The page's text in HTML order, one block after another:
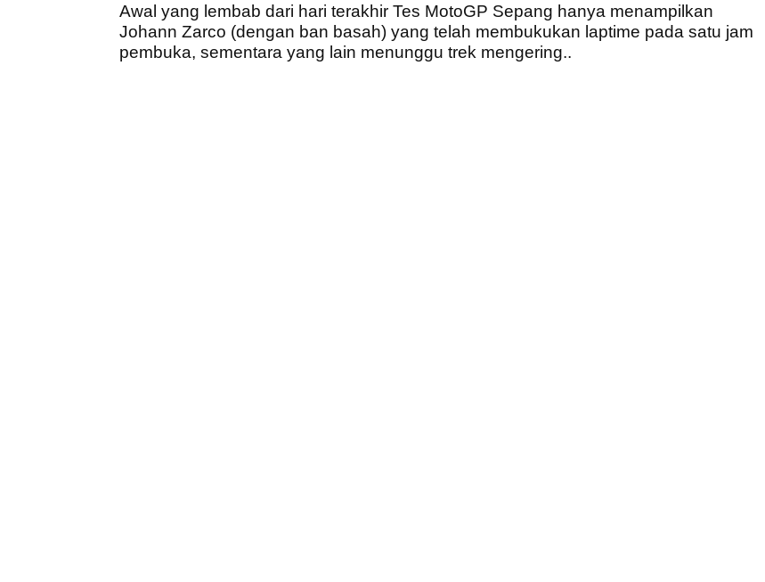
Awal yang lembab dari hari terakhir Tes MotoGP Sepang hanya menampilkan
Johann Zarco (dengan ban basah) yang telah membukukan laptime pada satu jam
pembuka, sementara yang lain menunggu trek mengering..